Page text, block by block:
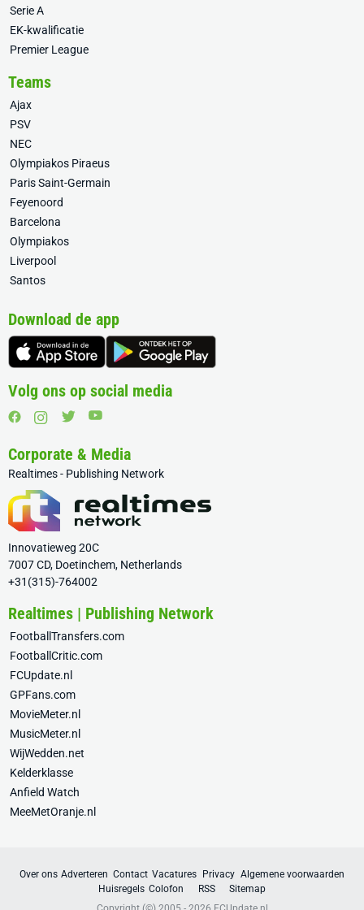
Serie A
EK-kwalificatie
Premier League
Teams
Ajax
PSV
NEC
Olympiakos Piraeus
Paris Saint-Germain
Feyenoord
Barcelona
Olympiakos
Liverpool
Santos
Download de app
Volg ons op social media
Corporate & Media
Realtimes - Publishing Network
Innovatieweg 20C
7007 CD, Doetinchem, Netherlands
+31(315)-764002
Realtimes | Publishing Network
FootballTransfers.com
FootballCritic.com
FCUpdate.nl
GPFans.com
MovieMeter.nl
MusicMeter.nl
WijWedden.net
Kelderklasse
Anfield Watch
MeeMetOranje.nl
Over ons Adverteren Contact Vacatures Privacy Algemene voorwaarden
Huisregels Colofon RSS
Sitemap